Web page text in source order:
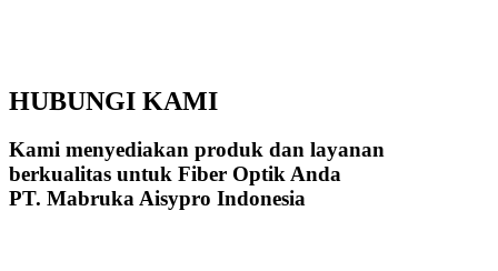
HUBUNGI KAMI
Kami menyediakan produk dan layanan
berkualitas untuk Fiber Optik Anda
PT. Mabruka Aisypro Indonesia